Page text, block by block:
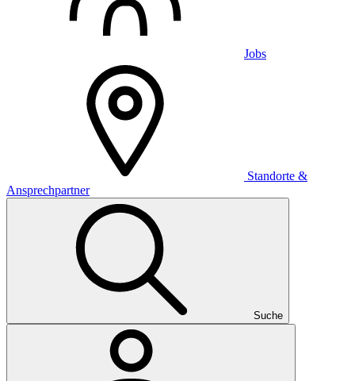
Jobs
Standorte &
Ansprechpartner
Suche